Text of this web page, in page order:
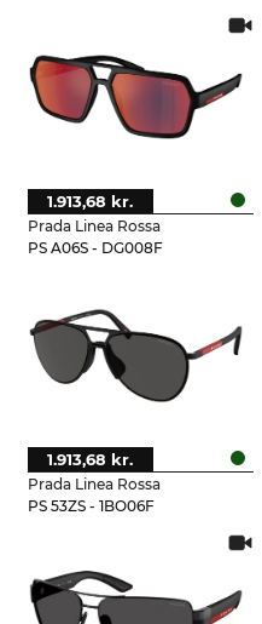
Prada Linea Rossa
PS A06S - DG008F
1.913,68 kr.
Prada Linea Rossa
PS 53ZS - 1BO06F
1.913,68 kr.